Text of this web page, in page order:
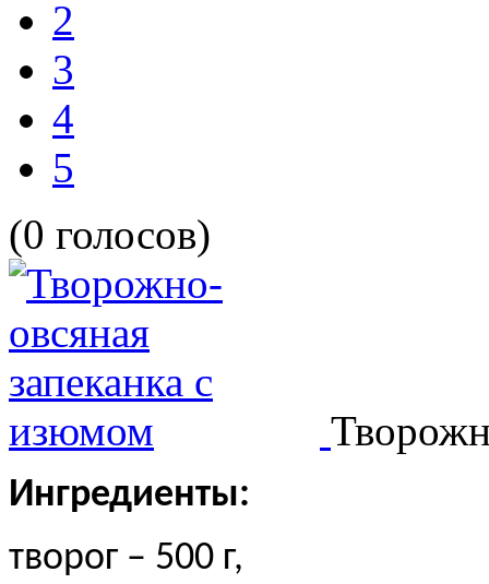
2
3
4
5
(0 голосов)
Ингредиенты:
творог – 500 г,